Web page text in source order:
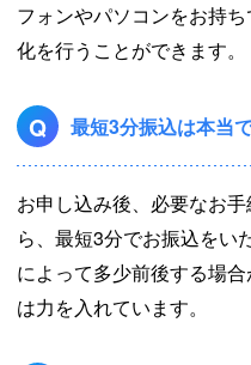
フォンやパソコンをお持
化を行うことができます。
Q 最短3分振込は本当
お申し込み後、必要なお
ら、最短3分でお振込をい
によって多少前後する場
は力を入れています。